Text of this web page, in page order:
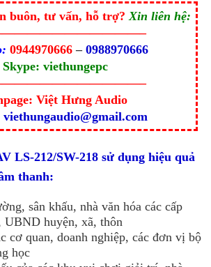
buôn, tư vấn, hỗ trợ? Xin liên hệ:
0944970666– 0988970666
Skype: viethungepc
Việt Hưng Audio
LS-212/SW-218 sử dụng hiệu quả
thanh:
sân khấu, nhà văn hóa các cấp
UBND huyện, xã, thôn
cơ quan, doanh nghiệp, các đơn vị bộ
học